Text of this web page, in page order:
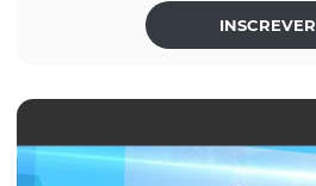
INSCREVER